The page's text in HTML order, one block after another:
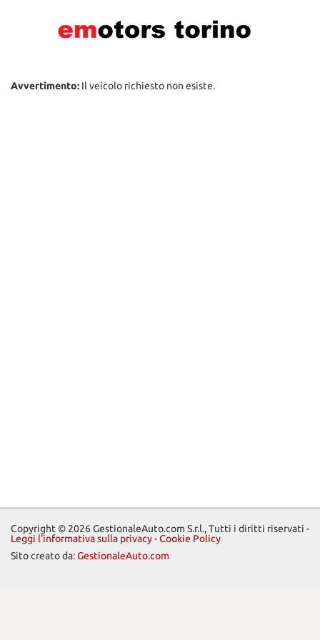
Avvertimento: Il veicolo richiesto non esiste.
Copyright © 2026 GestionaleAuto.com S.r.l., Tutti i diritti riservati -
Leggi l'informativa sulla privacy-Cookie Policy
Sito creato da:GestionaleAuto.com